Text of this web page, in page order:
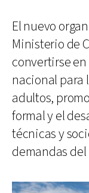
El nuevo
Ministerio de
convertirse
nacional para
adultos,
formal y el
técnicas y
demandas